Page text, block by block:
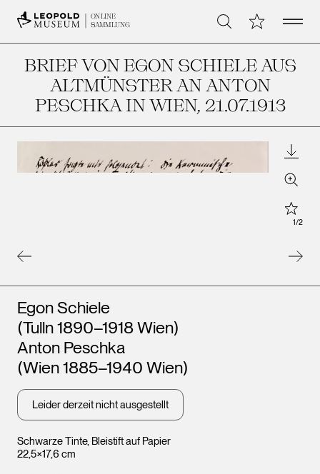
ONLINE
SAMMLUNG
Suche Meine Open
BRIEF VON EGON SCHIELE AUS
ALTMÜNSTER AN ANTON
PESCHKA IN WIEN, 21.07.1913
Zoom
Star
1/2
Schwarze Tinte, Bleistift auf Papier
22,5×17,6 cm
Künstler*innen
Egon Schiele
(Tulln 1890–1918 Wien)
Anton Peschka
(Wien 1885–1940 Wien)
Leider derzeit nicht ausgestellt